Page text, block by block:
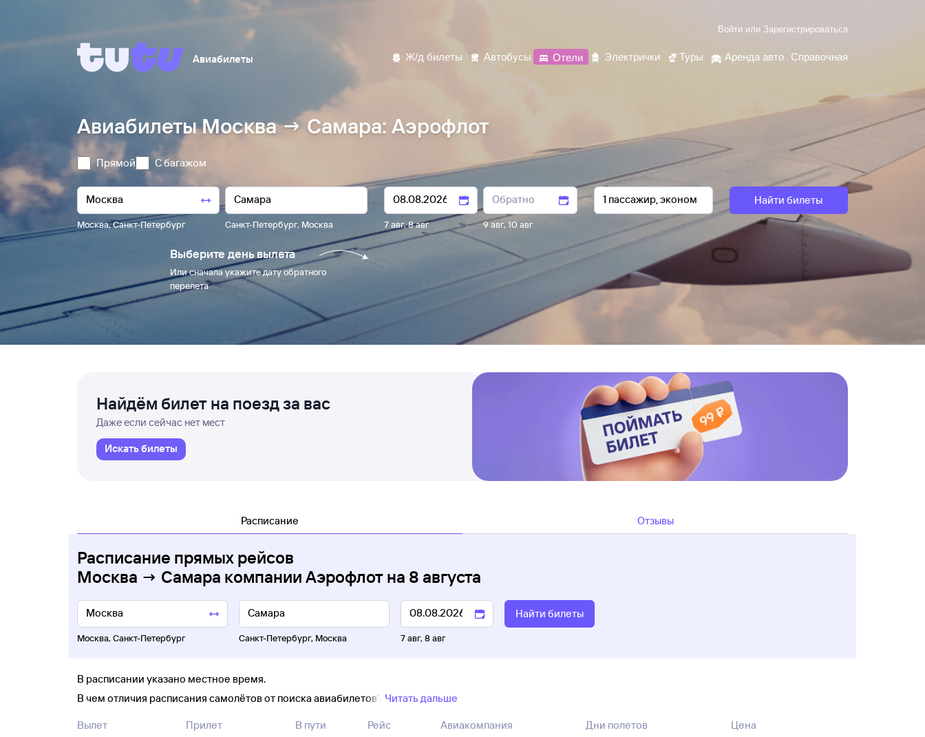
Войти или Зарегистрироваться
Авиабилеты Ж/д билеты Автобусы Отели Электрички Туры Аренда авто Справочная
Авиабилеты Москва → Самара: Аэрофлот
Прямой С багажом
Москва,Санкт-Петербург Санкт-Петербург, Москва 7 авг,8 авг 9 авг,10 авг
Найти билеты
Выберите день вылета
Или сначала укажите дату обратного
перелета
Найдём билет на поезд за вас
Даже если сейчас нет мест
Искать билеты
Расписание Отзывы
Расписание прямых рейсов
Москва → Самара компании Аэрофлот на 8 августа
Москва, Санкт-Петербург Санкт-Петербург, Москва 7 авг, 8 авг
Найти билеты
В расписании указано местное время.
В чем отличия расписания самолётов от поиска авиабилетов? Читать дальше
Вылет
Прилет
В пути Рейс Авиакомпания Дни полетов Цена